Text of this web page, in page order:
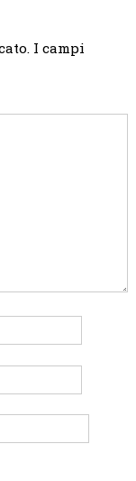
I campi